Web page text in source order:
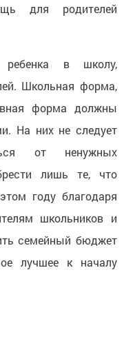
для родителей
в школу,
Школьная форма,
форма должны
На них не следует
от ненужных
лишь те, что
году благодаря
школьников и
семейный бюджет
лучшее к началу